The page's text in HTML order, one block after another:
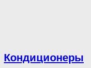
Кондиционеры